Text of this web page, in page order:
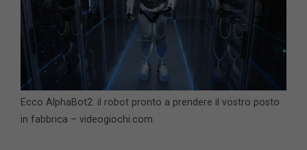
Ecco AlphaBot2: il robot pronto a prendere il vostro posto
in fabbrica – videogiochi.com